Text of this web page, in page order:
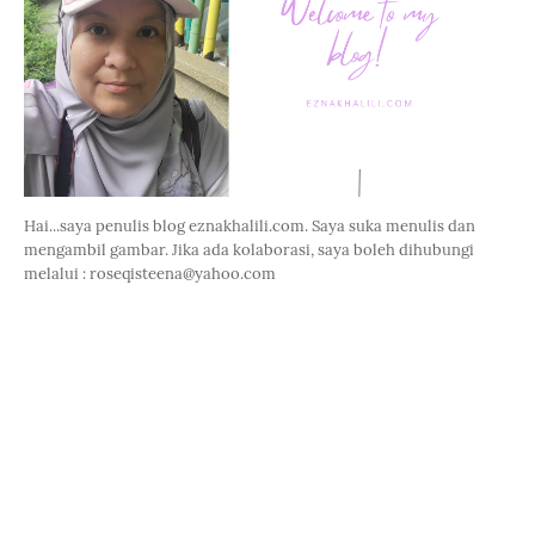
Hai...saya penulis blog eznakhalili.com. Saya suka menulis dan
mengambil gambar. Jika ada kolaborasi, saya boleh dihubungi
melalui : roseqisteena@yahoo.com